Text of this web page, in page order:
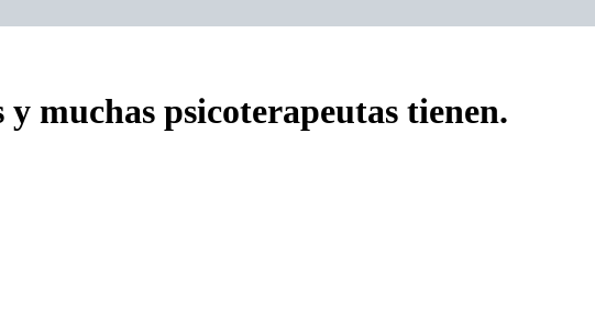
muchas psicoterapeutas tienen.